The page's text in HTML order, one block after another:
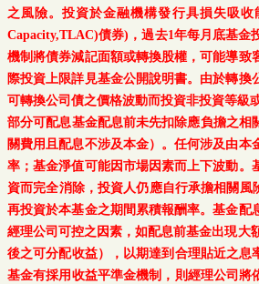
之風險。投資於金融機構發行具損失吸收
Capacity,TLAC)債券)，過去1年每月底基金
機制將債券減記面額或轉換股權，可能導
際投資上限詳見基金公開說明書。由於轉
可轉換公司債之價格波動而投資非投資等級
部分可配息基金配息前未先扣除應負擔之
關費用且配息不涉及本金）。任何涉及由
率；基金淨值可能因市場因素而上下波動
資而完全消除，投資人仍應自行承擔相關風
再投資於本基金之期間累積報酬率。基金
經理公司可控之因素，如配息前基金出現大
後之可分配收益），以期達到合理貼近之
基金有採用收益平準金機制，則經理公司